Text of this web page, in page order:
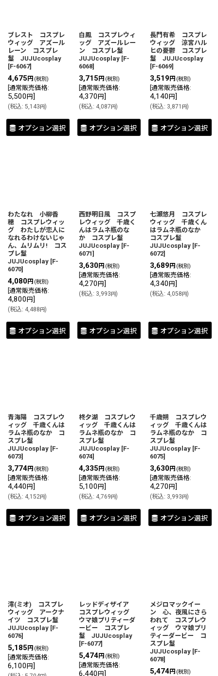
ブレスト コスプレ
ウィッグ アズール
レーン コスプレ
鬘 JUJUcosplay
[F-6067]
4,675 円 (税別)
通常販売価格:
5,500 円]
(税込: 5,143円)
オプション選択
白鳳 コスプレウィ
ッグ アズールレー
ン コスプレ鬘
JUJUcosplay [F-
6068]
3,715 円 (税別)
通常販売価格:
4,370 円]
(税込: 4,087円)
オプション選択
長門有希 コスプレ
ウィッグ 涼宮ハル
ヒの憂鬱 コスプレ
鬘 JUJUcosplay
[F-6069]
3,519円 (税別)
通常販売価格:
4,140 円]
(税込: 3,871 円)
オプション選択
わたなれ 小柳香
穂 コスプレウィッ
グ わたしが恋人に
なれるわけないじゃ
ん、ムリムリ! コス
プレ鬘
JUJUcosplay [F-
6070]
4,080円 (税別)
通常販売価格:
4,800 円]
(税込: 4,488円)
オプション選択
西野明日風 コスプ
レウィッグ 千歳く
んはラムネ瓶のな
か コスプレ鬘
JUJUcosplay [F-
6071]
3,630円 (税別)
通常販売価格:
4,270 円]
(税込: 3,993円)
オプション選択
七瀬悠月 コスプレ
ウィッグ 千歳くん
はラムネ瓶のなか
コスプレ鬘
JUJUcosplay [F-
6072]
3,689円 (税別)
通常販売価格:
4,340 円]
(税込: 4,058円)
オプション選択
青海陽 コスプレウ
ィッグ 千歳くんは
ラムネ瓶のなか コ
スプレ鬘
JUJUcosplay [F-
6073]
3,774円 (税別)
通常販売価格:
4,440 円]
(税込: 4,152円)
オプション選択
柊夕湖 コスプレウ
ィッグ 千歳くんは
ラムネ瓶のなか コ
スプレ鬘
JUJUcosplay [F-
6074]
4,335 円 (税別)
通常販売価格:
5,100 円]
(税込: 4,769円)
オプション選択
千歳朔 コスプレウ
ィッグ 千歳くんは
ラムネ瓶のなか コ
スプレ鬘
JUJUcosplay [F-
6075]
3,630円 (税別)
通常販売価格:
4,270 円]
(税込: 3,993円)
オプション選択
澪(ミオ) コスプレ
ウィッグ アークナ
イツ コスプレ鬘
JUJUcosplay [F-
6076]
5,185 円 (税別)
通常販売価格:
6,100 円]
レッドディザイア
コスプレウィッグ
ウマ娘プリティーダ
ービー コスプレ
鬘 JUJUcosplay
[F-6077]
5,474円 (税別)
通常販売価格:
6,440 円]
メジロマックイー
ン 心、夜風にさら
われて コスプレウ
ィッグ ウマ娘プリ
ティーダービー コ
スプレ鬘
JUJUcosplay [F-
6078]
5,474円 (税別)